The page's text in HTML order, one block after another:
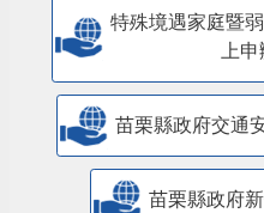
特殊境遇家庭暨
上
苗栗縣政府交通
苗栗縣政府